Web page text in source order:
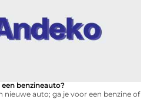
benzineauto?
nieuwe auto; ga je voor een benzine of